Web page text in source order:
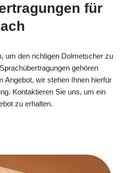
für
um den richtigen Dolmetscher zu
gehören
Angebot, wir stehen Ihnen hierfür
Kontaktieren Sie uns, um ein
zu erhalten.